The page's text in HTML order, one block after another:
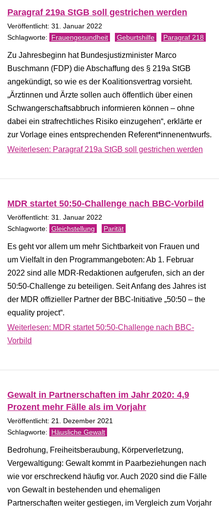
Paragraf 219a StGB soll gestrichen werden
Veröffentlicht: 31. Januar 2022
Frauengesundheit Geburtshilfe Paragraf 218
Zu Jahresbeginn hat Bundesjustizminister Marco
Buschmann (FDP) die Abschaffung des § 219a StGB
angekündigt, so wie es der Koalitionsvertrag vorsieht.
„Ärztinnen und Ärzte sollen auch öffentlich über einen
Schwangerschaftsabbruch informieren können – ohne
dabei ein strafrechtliches Risiko einzugehen“, erklärte er
zur Vorlage eines entsprechenden Referent*innenentwurfs.
Weiterlesen: Paragraf 219a StGB soll gestrichen werden
MDR startet 50:50-Challenge nach BBC-Vorbild
Veröffentlicht: 31. Januar 2022
Gleichstellung Parität
Es geht vor allem um mehr Sichtbarkeit von Frauen und
um Vielfalt in den Programmangeboten: Ab 1. Februar
2022 sind alle MDR-Redaktionen aufgerufen, sich an der
50:50-Challenge zu beteiligen. Seit Anfang des Jahres ist
der MDR offizieller Partner der BBC-Initiative „50:50 – the
equality project“.
Weiterlesen: MDR startet 50:50-Challenge nach BBC-
Vorbild
Gewalt in Partnerschaften im Jahr 2020: 4,9
Prozent mehr Fälle als im Vorjahr
Veröffentlicht: 21. Dezember 2021
Häusliche Gewalt
Bedrohung, Freiheitsberaubung, Körperverletzung,
Vergewaltigung: Gewalt kommt in Paarbeziehungen nach
wie vor erschreckend häufig vor. Auch 2020 sind die Fälle
von Gewalt in bestehenden und ehemaligen
Partnerschaften weiter gestiegen, im Vergleich zum Vorjahr